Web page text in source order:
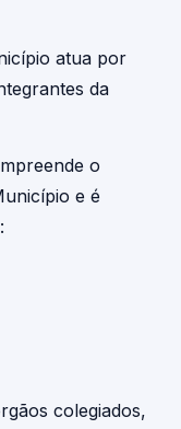
atua por
da
o
e é
colegiados,